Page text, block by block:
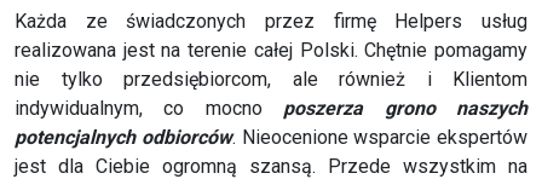
Każda ze świadczonych przez firmę Helpers usług
realizowana jest na terenie całej Polski. Chętnie pomagamy
nie tylko przedsiębiorcom, ale również i Klientom
indywidualnym, co mocno poszerza grono naszych
potencjalnych odbiorców. Nieocenione wsparcie ekspertów
jest dla Ciebie ogromną szansą. Przede wszystkim na